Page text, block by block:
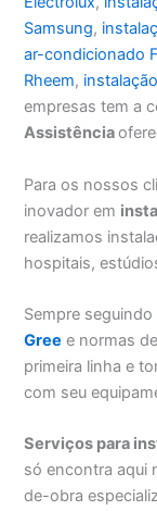
Samsung,
ar-condicionado
Rheem,
empresas tem a
Assistência
Para os nossos
inovador em
realizamos
hospitais,
Sempre
Gree e normas
primeira linha e
com seu
Serviços para
só encontra aqui
de-obra